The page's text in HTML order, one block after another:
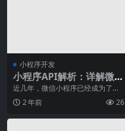
小程序开发
小程序API解析：详解微信
小程序API接口
近几年，微信小程序已经成为了一
个非常重要的生态系统。众所周
知，小程序有非常多的应
2 年前 26